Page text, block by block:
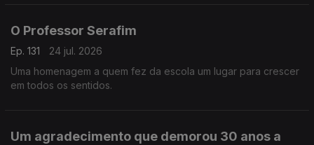
O Professor Serafim
Ep. 131
24 jul. 2026
Uma homenagem a quem fez da escola um lugar para crescer
em todos os sentidos.
Um agradecimento que demorou 30 anos a